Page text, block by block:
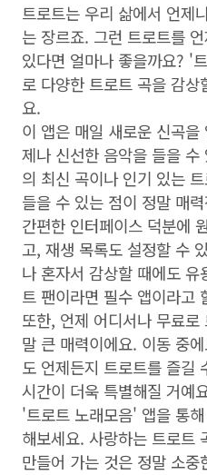
트로트는 우리 삶에서 언제
는 장르죠. 그런 트로트를
있다면 얼마나 좋을까요? '
로 다양한 트로트 곡을 감
요.
이 앱은 매일 새로운 신곡
제나 신선한 음악을 들을
의 최신 곡이나 인기 있는
들을 수 있는 점이 정말 매
간편한 인터페이스 덕분에
고, 재생 목록도 설정할 수
나 혼자서 감상할 때에도
트 팬이라면 필수 앱이라고
또한, 언제 어디서나 무료
말 큰 매력이에요. 이동 중
도 언제든지 트로트를 즐길
시간이 더욱 특별해질 거예
'트로트 노래모음' 앱을 통
해보세요. 사랑하는 트로트
만들어 가는 것은 정말 소